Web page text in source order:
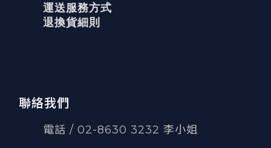
運送服務方式
退換貨細則
聯絡我們
電話 / 02-8630 3232 李小姐